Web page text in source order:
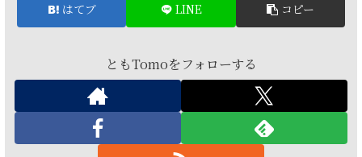
はてブ LINE コピー
ともTomoをフォローする